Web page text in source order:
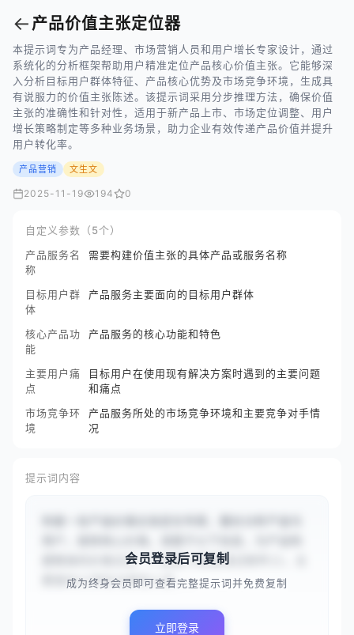
← 产品价值主张定位器
本提示词专为产品经理、市场营销人员和用户增长专家设计，通过
系统化的分析框架帮助用户精准定位产品核心价值主张。它能够深
入分析目标用户群体特征、产品核心优势及市场竞争环境，生成具
有说服力的价值主张陈述。该提示词采用分步推理方法，确保价值
主张的准确性和针对性，适用于新产品上市、市场定位调整、用户
增长策略制定等多种业务场景，助力企业有效传递产品价值并提升
用户转化率。
产品营销 文生文
2025-11-19 194 0
自定义参数（5个）
产品服务名
称
需要构建价值主张的具体产品或服务名称
目标用户群
体
产品服务主要面向的目标用户群体
核心产品功
能
产品服务的核心功能和特色
主要用户痛
点
目标用户在使用现有解决方案时遇到的主要问题
和痛点
市场竞争环
境
产品服务所处的市场竞争环境和主要竞争对手情
况
提示词内容
建精准的价值主张：产品是{{智能笔记软件}}，主
要面向{{学生与研究人员...
会员登录后可复制
成为终身会员即可查看完整提示词并免费复制
立即登录